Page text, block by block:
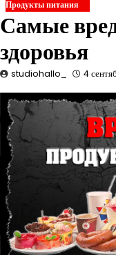
Продукты питания
Самые
здоровья
studiohallo_ 4